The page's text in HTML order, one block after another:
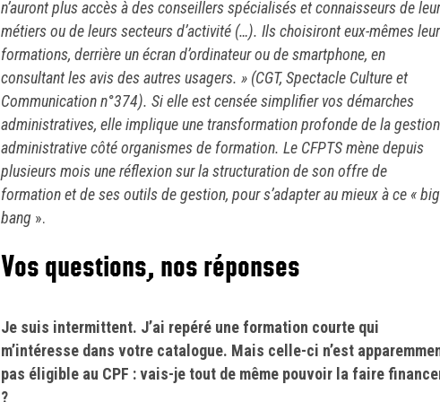
n’auront plus accès à des conseillers spécialisés et connaisseurs de
métiers ou de leurs secteurs d’activité (…). Ils choisiront eux-mêmes
formations, derrière un écran d’ordinateur ou de smartphone, en
consultant les avis des autres usagers. » (CGT, Spectacle Culture et
Communication n°374). Si elle est censée simplifier vos démarches
administratives, elle implique une transformation profonde de la gestion
administrative côté organismes de formation. Le CFPTS mène depuis
plusieurs mois une réflexion sur la structuration de son offre de
formation et de ses outils de gestion, pour s’adapter au mieux à ce « big
bang ».
Vos questions, nos réponses
Je suis intermittent. J’ai repéré une formation courte qui
m’intéresse dans votre catalogue. Mais celle-ci n’est
pas éligible au CPF : vais-je tout de même pouvoir la faire
?